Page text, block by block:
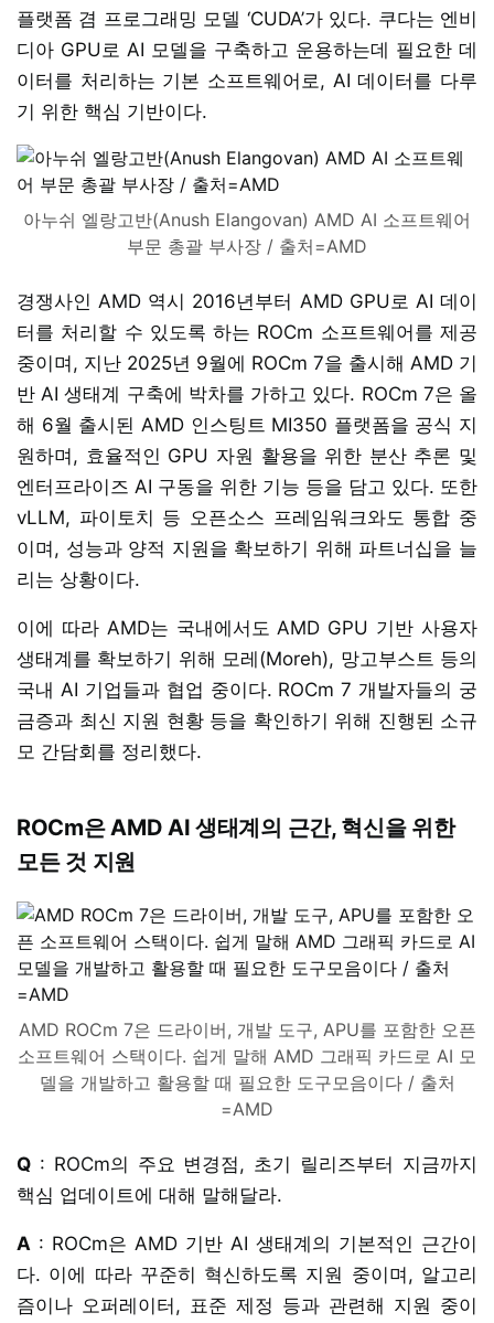
플랫폼 겸 프로그래밍 모델 ‘CUDA’가 있다. 쿠다는 엔비
디아 GPU로 AI 모델을 구축하고 운용하는데 필요한 데
이터를 처리하는 기본 소프트웨어로, AI 데이터를 다루
기 위한 핵심 기반이다.
아누쉬 엘랑고반(Anush Elangovan) AMD AI 소프트웨어
부문 총괄 부사장 / 출처=AMD
경쟁사인 AMD 역시 2016년부터 AMD GPU로 AI 데이
터를 처리할 수 있도록 하는 ROCm 소프트웨어를 제공
중이며, 지난 2025년 9월에 ROCm 7을 출시해 AMD 기
반 AI 생태계 구축에 박차를 가하고 있다. ROCm 7은 올
해 6월 출시된 AMD 인스팅트 MI350 플랫폼을 공식 지
원하며, 효율적인 GPU 자원 활용을 위한 분산 추론 및
엔터프라이즈 AI 구동을 위한 기능 등을 담고 있다. 또한
vLLM, 파이토치 등 오픈소스 프레임워크와도 통합 중
이며, 성능과 양적 지원을 확보하기 위해 파트너십을 늘
리는 상황이다.
이에 따라 AMD는 국내에서도 AMD GPU 기반 사용자
생태계를 확보하기 위해 모레(Moreh), 망고부스트 등의
국내 AI 기업들과 협업 중이다. ROCm 7 개발자들의 궁
금증과 최신 지원 현황 등을 확인하기 위해 진행된 소규
모 간담회를 정리했다.
ROCm은 AMD AI 생태계의 근간, 혁신을 위한
모든 것 지원
AMD ROCm 7은 드라이버, 개발 도구, APU를 포함한 오픈
소프트웨어 스택이다. 쉽게 말해 AMD 그래픽 카드로 AI 모
델을 개발하고 활용할 때 필요한 도구모음이다 / 출처
=AMD
Q : ROCm의 주요 변경점, 초기 릴리즈부터 지금까지
핵심 업데이트에 대해 말해달라.
A : ROCm은 AMD 기반 AI 생태계의 기본적인 근간이
다. 이에 따라 꾸준히 혁신하도록 지원 중이며, 알고리
즘이나 오퍼레이터, 표준 제정 등과 관련해 지원 중이